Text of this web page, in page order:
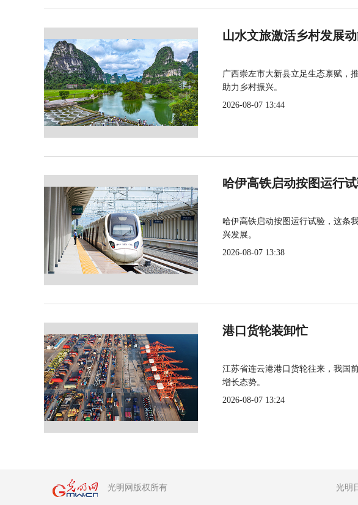
山水文旅激活乡村发展
广西崇左市大新县立足生态禀赋，
助力乡村振兴。
2026-08-07 13:44
哈伊高铁启动按图运行
哈伊高铁启动按图运行试验，这条
兴发展。
2026-08-07 13:38
港口货轮装卸忙
江苏省连云港港口货轮往来，我国
增长态势。
2026-08-07 13:24
光明网版权所有 光明